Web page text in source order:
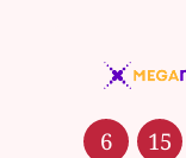
6 15